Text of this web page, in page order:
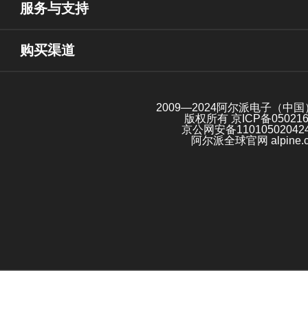
服务与支持
购买渠道
2009—2024阿尔派电子（中国
版权所有 京ICP备
京公网安备
阿尔派全球官网